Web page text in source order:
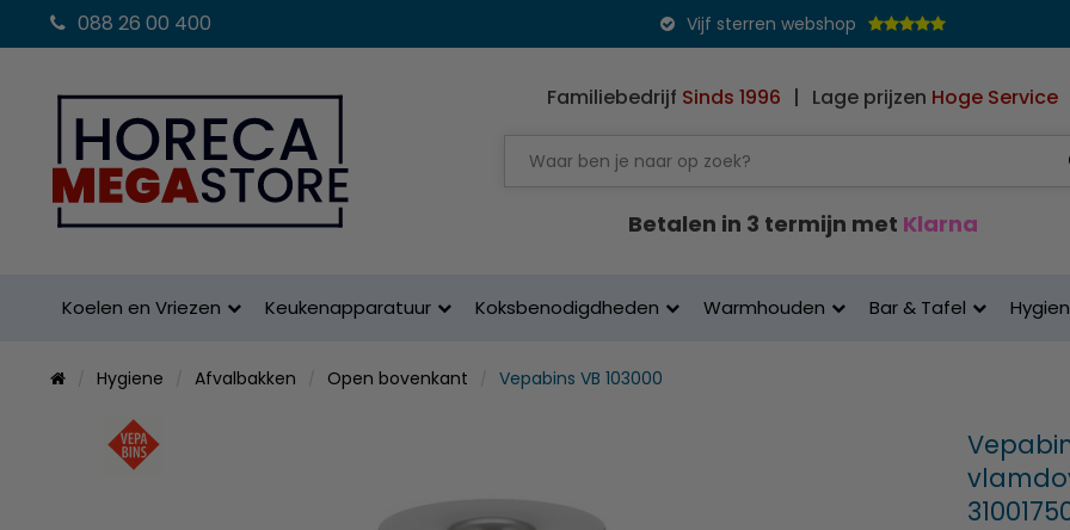
088 26 00 400 Vijf sterren webshop
Familiebedrijf Sinds 1996 | Lage prijzen Hoge Service
Betalen in 3 termijn met Klarna
Koelen en Vriezen Keukenapparatuur Koksbenodigdheden Warmhouden Bar & Tafel
Hygiene Afvalbakken Open bovenkant Vepabins VB 103000